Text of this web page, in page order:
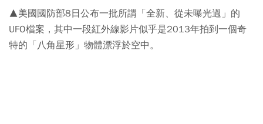
▲美國國防部8日公布一批所謂「全新、從未曝光過」的
UFO檔案，其中一段紅外線影片似乎是2013年拍到一個奇
特的「八角星形」物體漂浮於空中。